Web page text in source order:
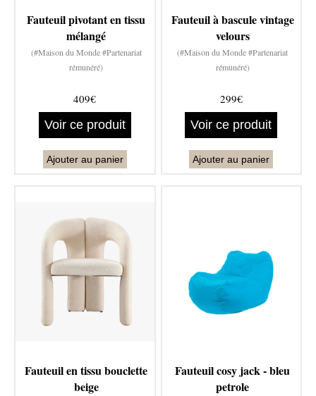
Fauteuil pivotant en tissu
mélangé
(#Maison du Monde #Partenariat
rémunéré)
409€
Voir ce produit
Ajouter au panier
Fauteuil à bascule vintage
velours
(#Maison du Monde #Partenariat
rémunéré)
299€
Voir ce produit
Ajouter au panier
Fauteuil en tissu bouclette
beige
Fauteuil cosy jack - bleu
petrole